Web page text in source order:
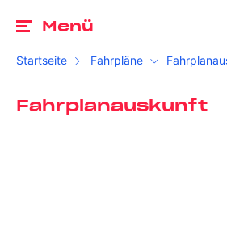
Menü
Startseite Fahrpläne
Fahrplanauskunft